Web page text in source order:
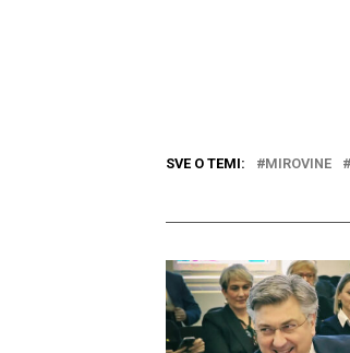
SVE O TEMI: MIROVINE